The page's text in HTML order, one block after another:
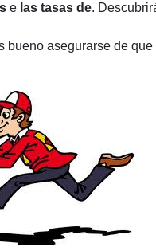
e las tasas de.
bueno asegurarse de